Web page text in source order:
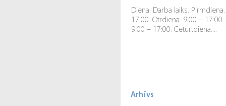
Diena. Darba laiks. Pirmdiena.
17:00. Otrdiena. 9:00 – 17:00.
9:00 – 17:00. Ceturtdiena....
Arhīvs